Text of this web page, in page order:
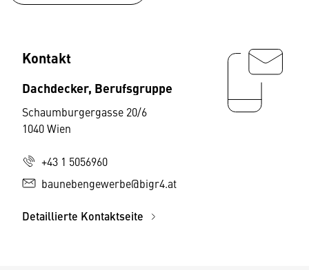
Kontakt
Dachdecker, Berufsgruppe
Schaumburgergasse 20/6
1040 Wien
+43 1 5056960
baunebengewerbe@bigr4.at
Detaillierte Kontaktseite